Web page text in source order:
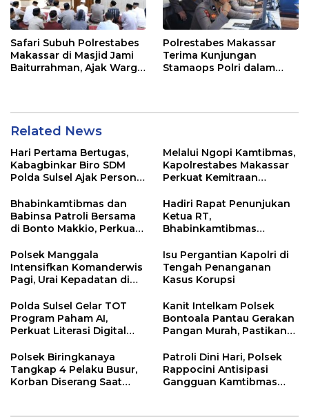
Safari Subuh Polrestabes
Makassar di Masjid Jami
Baiturrahman, Ajak Warga
Polrestabes Makassar
Terima Kunjungan
Stamaops Polri dalam
Related News
Hari Pertama Bertugas,
Kabagbinkar Biro SDM
Polda Sulsel Ajak Personel
Kebersihan
Melalui Ngopi Kamtibmas,
Kapolrestabes Makassar
Perkuat Kemitraan
Bhabinkamtibmas dan
Babinsa Patroli Bersama
di Bonto Makkio, Perkuat
Hadiri Rapat Penunjukan
Ketua RT,
Bhabinkamtibmas
Pentingnya Sinergi
dengan Warga
Polsek Manggala
Intensifkan Komanderwis
Pagi, Urai Kepadatan di
Isu Pergantian Kapolri di
Tengah Penanganan
Kasus Korupsi
Polda Sulsel Gelar TOT
Program Paham AI,
Perkuat Literasi Digital
Kanit Intelkam Polsek
Bontoala Pantau Gerakan
Pangan Murah, Pastikan
dan Tertib
Polsek Biringkanaya
Tangkap 4 Pelaku Busur,
Korban Diserang Saat
Patroli Dini Hari, Polsek
Rappocini Antisipasi
Gangguan Kamtibmas